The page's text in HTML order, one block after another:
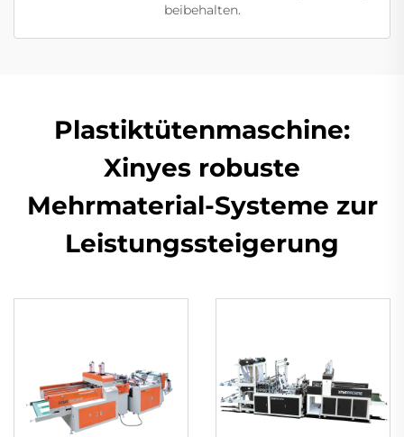
beibehalten.
Plastiktütenmaschine:
Xinyes robuste
Mehrmaterial-Systeme zur
Leistungssteigerung